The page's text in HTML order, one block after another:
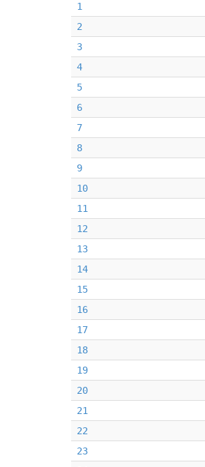
1
2
3
4
5
6
7
8
9
10
11
12
13
14
15
16
17
18
19
20
21
22
23